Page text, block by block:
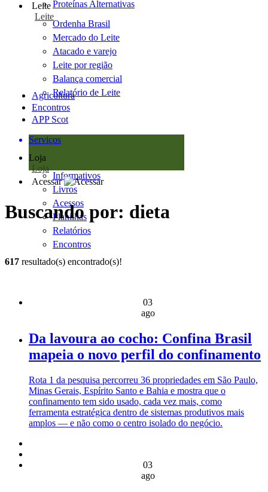
Proteínas Alternativas
Leite
Leite
Ordenha Brasil
Mercado do Leite
Atacado e varejo
Leite por região
Balança comercial
Relatório de Leite
Agricultura
Encontros
APP Scot
Serviços
Loja
Loja
Informativos
Livros
Acessos
Planilhas
Relatórios
Encontros
Acessar
Buscando por: dieta
617 resultado(s) encontrado(s)!
03
ago
Da lavoura ao cocho: Confina Brasil
mapeia o novo perfil do confinamento
Rota 1 da pesquisa percorreu 36 propriedades em São Paulo,
Minas Gerais, Espírito Santo e Bahia e mostra que o
confinamento tem sido usado, cada vez mais, como
ferramenta estratégica dentro de sistemas produtivos mais
amplos — e não como o centro isolado do negócio.
03
ago